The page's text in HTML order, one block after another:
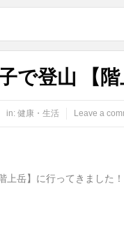
で登山 【階
in: 健康・生活 Leave a
上岳】に行ってきました！